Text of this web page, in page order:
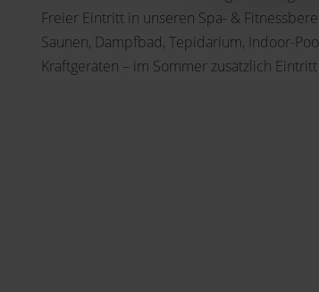
Freier Eintritt in unseren Spa- &
Saunen, Dampfbad, Tepidarium, Indoor-
Kraftgeräten – im Sommer zusätzlich